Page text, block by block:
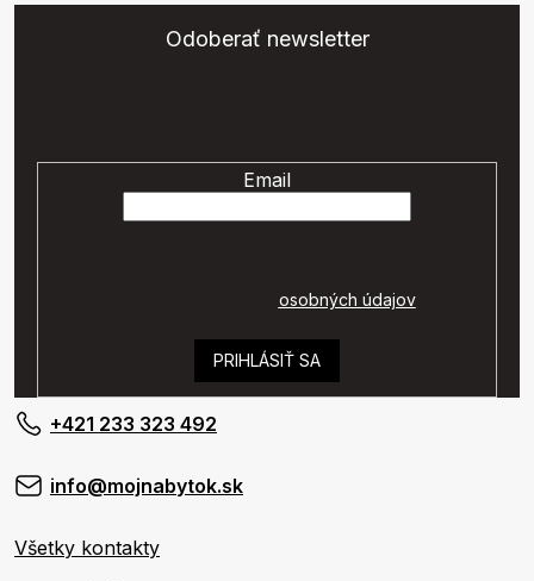
Odoberať newsletter
Email
osobných údajov.
PRIHLÁSIŤ SA
+421 233 323 492
info@mojnabytok.sk
Všetky kontakty